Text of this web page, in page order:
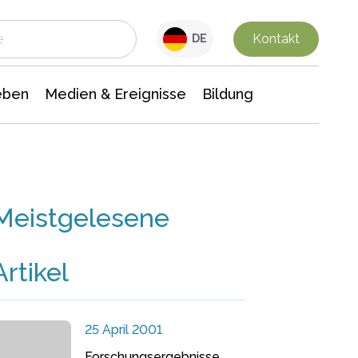
DE Kontakt
Medien & Ereignisse Bildung
25 April 2001